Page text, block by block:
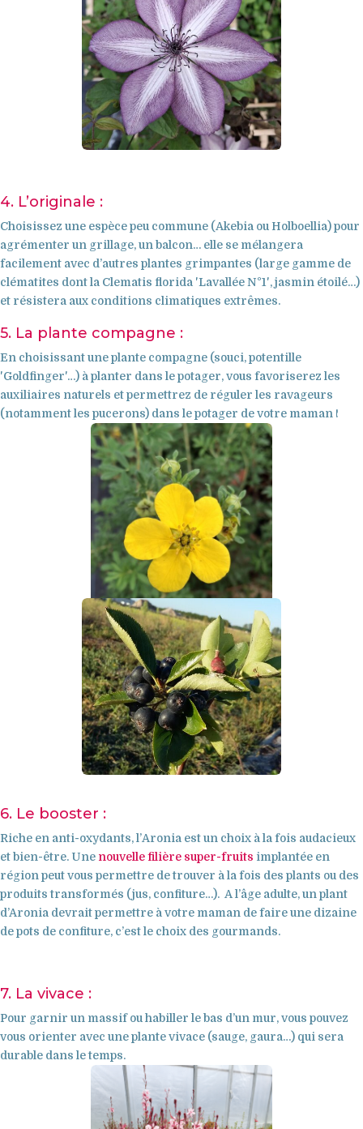
4. L’originale :
Choisissez une espèce peu commune (Akebia ou Holboellia) pour
agrémenter un grillage, un balcon… elle se mélangera
facilement avec d’autres plantes grimpantes (large gamme de
clématites dont la Clematis florida 'Lavallée N°1', jasmin étoilé…)
et résistera aux conditions climatiques extrêmes.
5. La plante compagne :
En choisissant une plante compagne (souci, potentille
'Goldfinger'…) à planter dans le potager, vous favoriserez les
auxiliaires naturels et permettrez de réguler les ravageurs
(notamment les pucerons) dans le potager de votre maman !
6. Le booster :
Riche en anti-oxydants, l’Aronia est un choix à la fois audacieux
et bien-être. Une nouvelle filière super-fruits implantée en
région peut vous permettre de trouver à la fois des plants ou des
produits transformés (jus, confiture…). A l’âge adulte, un plant
d’Aronia devrait permettre à votre maman de faire une dizaine
de pots de confiture, c’est le choix des gourmands.
7. La vivace :
Pour garnir un massif ou habiller le bas d’un mur, vous pouvez
vous orienter avec une plante vivace (sauge, gaura…) qui sera
durable dans le temps.